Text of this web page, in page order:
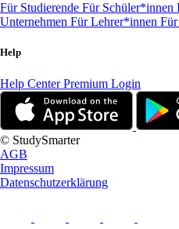
Für Studierende Für Schüler*innen
Unternehmen Für Lehrer*innen
Help
Help CenterPremium Login
© StudySmarter
AGB
Impressum
Datenschutzerklärung